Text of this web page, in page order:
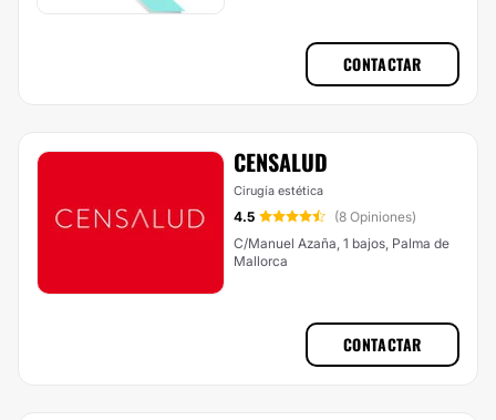
CONTACTAR
CENSALUD
Cirugía estética
4.5
(8 Opiniones)
C/Manuel Azaña, 1 bajos, Palma de
Mallorca
CONTACTAR